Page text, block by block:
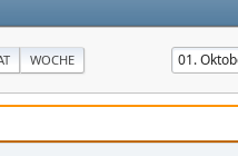
WOCHE